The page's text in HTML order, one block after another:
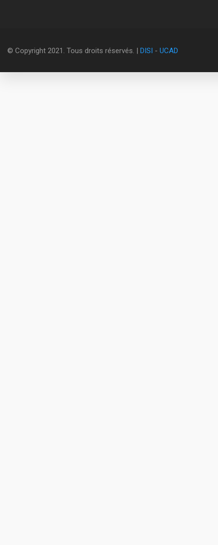
© Copyright 2021. Tous droits réservés. | DISI - UCAD